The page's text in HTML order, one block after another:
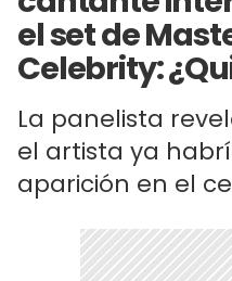
el set de
Celebrity:
La panelista
el artista ya
aparición en el